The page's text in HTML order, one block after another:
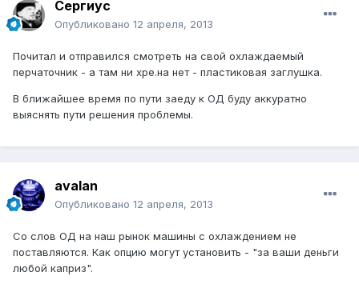
Сергиус
Опубликовано 12 апреля, 2013
Почитал и отправился смотреть на свой охлаждаемый
перчаточник - а там ни хре.на нет - пластиковая заглушка.
В ближайшее время по пути заеду к ОД буду аккуратно
выяснять пути решения проблемы.
avalan
Опубликовано 12 апреля, 2013
Со слов ОД на наш рынок машины с охлаждением не
поставляются. Как опцию могут установить - "за ваши деньги
любой каприз".